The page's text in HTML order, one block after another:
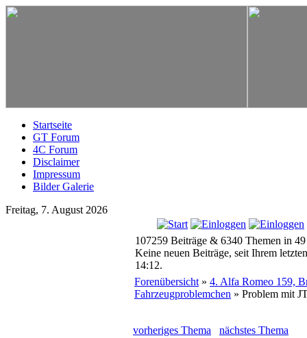
Startseite
GT Forum
4C Forum
Disclaimer
Impressum
Bilder Galerie
Freitag, 7. August 2026
107259 Beiträge & 6340 Themen in
Keine neuen Beiträge, seit Ihrem
14:12.
Forenübersicht » 4. Alfa Romeo 159,
Fahrzeugproblemchen » Problem mit
vorheriges Thema nächstes Thema